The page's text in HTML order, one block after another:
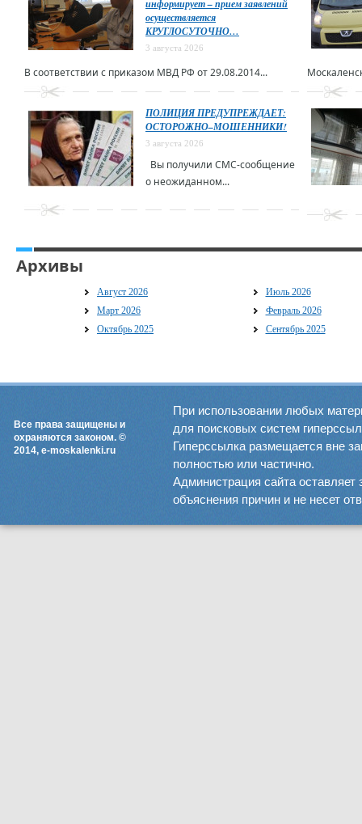
информирует – прием заявлений
осуществляется
КРУГЛОСУТОЧНО…
3 августа 2026
В соответствии с приказом МВД РФ от 29.08.2014...
ПОЛИЦИЯ ПРЕДУПРЕЖДАЕТ:
ОСТОРОЖНО–МОШЕННИКИ!
3 августа 2026
Вы получили СМС-сообщение
о неожиданном...
Архивы
Август 2026
Июль 2026
Март 2026
Февраль 2026
Октябрь 2025
Сентябрь 2025
Все права защищены и
охраняются законом. ©
2014, e-moskalenki.ru
При использовании любых
для поисковых систем
Гиперссылка размещается вне
полностью или частично.
Администрация сайта оставляет
объяснения причин и не несет